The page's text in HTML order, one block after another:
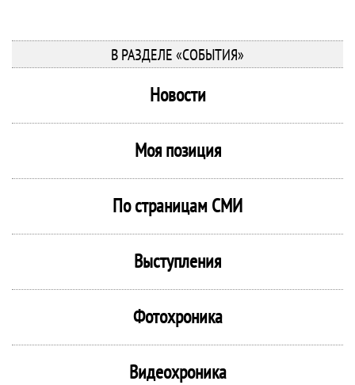
В РАЗДЕЛЕ «СОБЫТИЯ»
Новости
Моя позиция
По страницам СМИ
Выступления
Фотохроника
Видеохроника